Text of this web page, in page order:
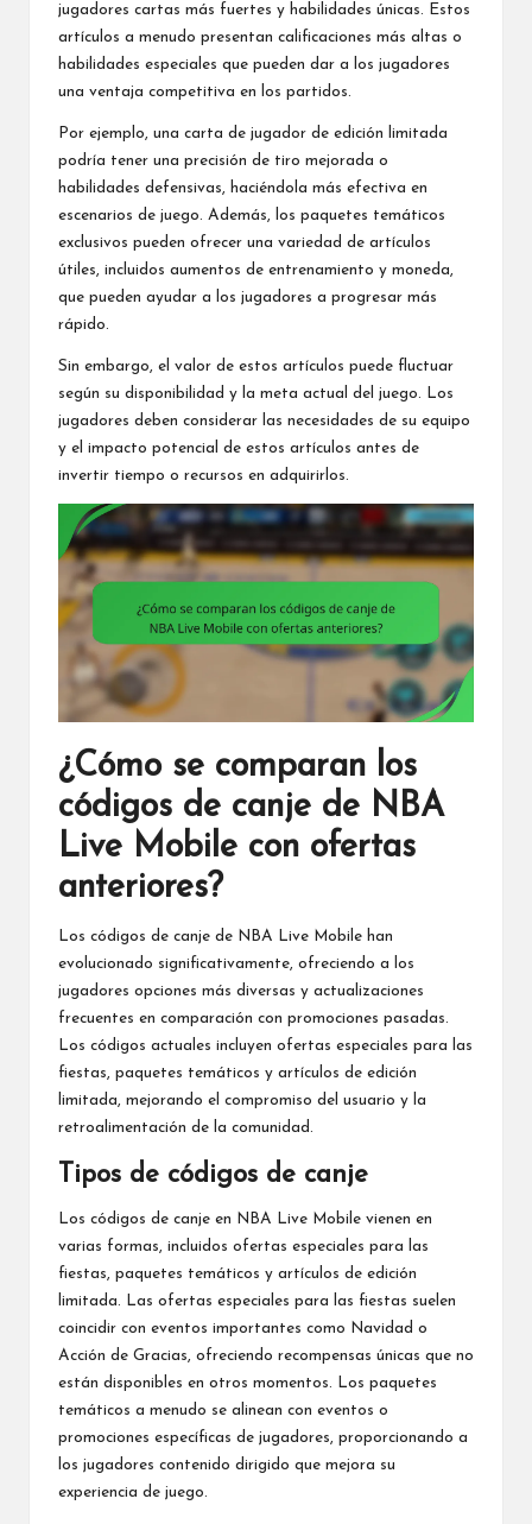
jugadores cartas más fuertes y habilidades únicas. Estos
artículos a menudo presentan calificaciones más altas o
habilidades especiales que pueden dar a los jugadores
una ventaja competitiva en los partidos.
Por ejemplo, una carta de jugador de edición limitada
podría tener una precisión de tiro mejorada o
habilidades defensivas, haciéndola más efectiva en
escenarios de juego. Además, los paquetes temáticos
exclusivos pueden ofrecer una variedad de artículos
útiles, incluidos aumentos de entrenamiento y moneda,
que pueden ayudar a los jugadores a progresar más
rápido.
Sin embargo, el valor de estos artículos puede fluctuar
según su disponibilidad y la meta actual del juego. Los
jugadores deben considerar las necesidades de su equipo
y el impacto potencial de estos artículos antes de
invertir tiempo o recursos en adquirirlos.
¿Cómo se comparan los
códigos de canje de NBA
Live Mobile con ofertas
anteriores?
Los códigos de canje de NBA Live Mobile han
evolucionado significativamente, ofreciendo a los
jugadores opciones más diversas y actualizaciones
frecuentes en comparación con promociones pasadas.
Los códigos actuales incluyen ofertas especiales para las
fiestas, paquetes temáticos y artículos de edición
limitada, mejorando el compromiso del usuario y la
retroalimentación de la comunidad.
Tipos de códigos de canje
Los códigos de canje en NBA Live Mobile vienen en
varias formas, incluidos ofertas especiales para las
fiestas, paquetes temáticos y artículos de edición
limitada. Las ofertas especiales para las fiestas suelen
coincidir con eventos importantes como Navidad o
Acción de Gracias, ofreciendo recompensas únicas que no
están disponibles en otros momentos. Los paquetes
temáticos a menudo se alinean con eventos o
promociones específicas de jugadores, proporcionando a
los jugadores contenido dirigido que mejora su
experiencia de juego.